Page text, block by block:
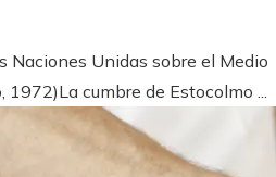
Naciones Unidas sobre el Medio
1972)La cumbre de Estocolmo ...